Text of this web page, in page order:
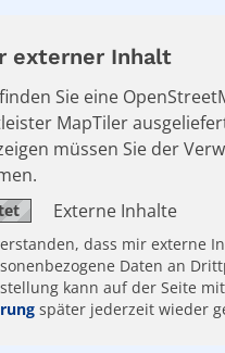
externer Inhalt
Sie eine
MapTiler
müssen Sie der
Externe Inhalte
dass mir externe
Daten an
kann auf der Seite
später jederzeit wieder